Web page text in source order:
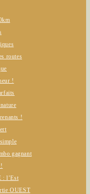
routes
!
!
gagnant
: l’Est
OUEST